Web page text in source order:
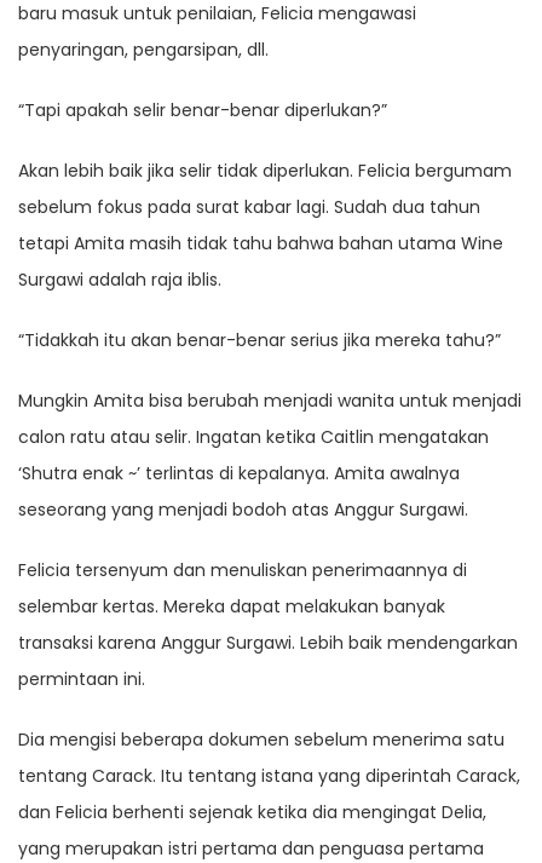
baru masuk untuk penilaian, Felicia mengawasi
penyaringan, pengarsipan, dll.
“Tapi apakah selir benar-benar diperlukan?”
Akan lebih baik jika selir tidak diperlukan. Felicia bergumam
sebelum fokus pada surat kabar lagi. Sudah dua tahun
tetapi Amita masih tidak tahu bahwa bahan utama Wine
Surgawi adalah raja iblis.
“Tidakkah itu akan benar-benar serius jika mereka tahu?”
Mungkin Amita bisa berubah menjadi wanita untuk menjadi
calon ratu atau selir. Ingatan ketika Caitlin mengatakan
‘Shutra enak ~’ terlintas di kepalanya. Amita awalnya
seseorang yang menjadi bodoh atas Anggur Surgawi.
Felicia tersenyum dan menuliskan penerimaannya di
selembar kertas. Mereka dapat melakukan banyak
transaksi karena Anggur Surgawi. Lebih baik mendengarkan
permintaan ini.
Dia mengisi beberapa dokumen sebelum menerima satu
tentang Carack. Itu tentang istana yang diperintah Carack,
dan Felicia berhenti sejenak ketika dia mengingat Delia,
yang merupakan istri pertama dan penguasa pertama